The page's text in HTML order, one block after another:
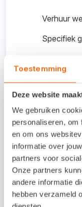
Toestemming
Deze website
We gebruiken
personaliseren,
en om ons
informatie over
partners voor
Onze partners
andere informatie
hebben verzameld
Verhuur
Specifiek
Vragen of
Rentpro via e-
Bekijk de